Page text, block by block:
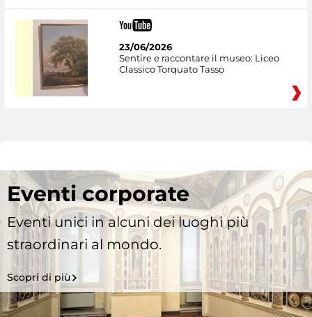
23/06/2026
Sentire e raccontare il museo: Liceo
Classico Torquato Tasso
Eventi corporate
Eventi unici in alcuni dei luoghi più
straordinari al mondo.
Scopri di più